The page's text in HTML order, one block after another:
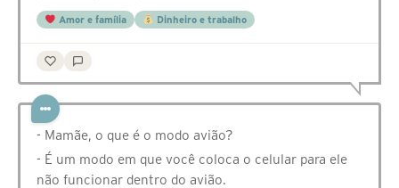
Amor e família Dinheiro e trabalho
- Mamãe, o que é o modo avião?
- É um modo em que você coloca o celular para ele
não funcionar dentro do avião.